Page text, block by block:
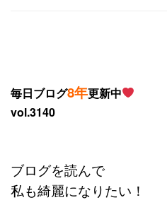
毎日ブログ8年更新中
vol.3140
ブログを読んで
私も綺麗になりたい！